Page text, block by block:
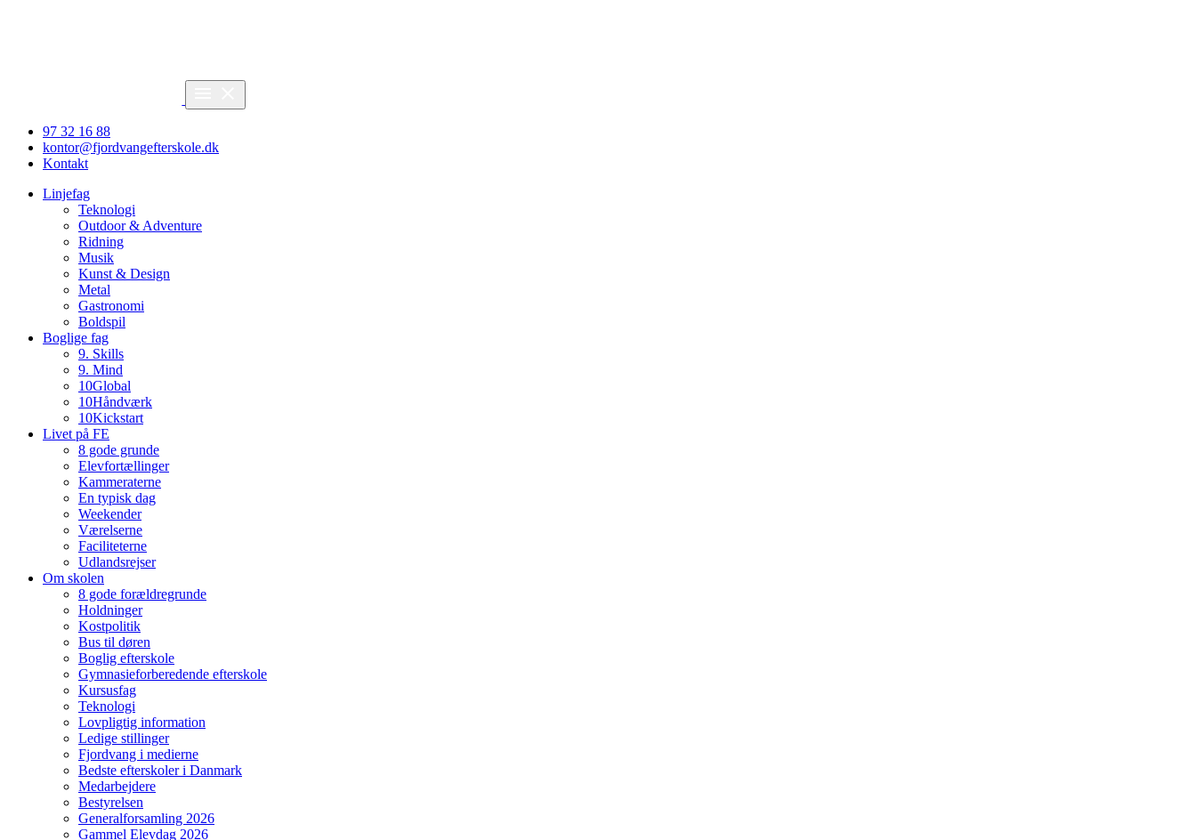
97 32 16 88
kontor@fjordvangefterskole.dk
Kontakt
Linjefag
Teknologi
Outdoor & Adventure
Ridning
Musik
Kunst & Design
Metal
Gastronomi
Boldspil
Boglige fag
9. Skills
9. Mind
10Global
10Håndværk
10Kickstart
Livet på FE
8 gode grunde
Elevfortællinger
Kammeraterne
En typisk dag
Weekender
Værelserne
Faciliteterne
Udlandsrejser
Om skolen
8 gode forældregrunde
Holdninger
Kostpolitik
Bus til døren
Boglig efterskole
Gymnasieforberedende efterskole
Kursusfag
Teknologi
Lovpligtig information
Ledige stillinger
Fjordvang i medierne
Bedste efterskoler i Danmark
Medarbejdere
Bestyrelsen
Generalforsamling 2026
Gammel Elevdag 2026